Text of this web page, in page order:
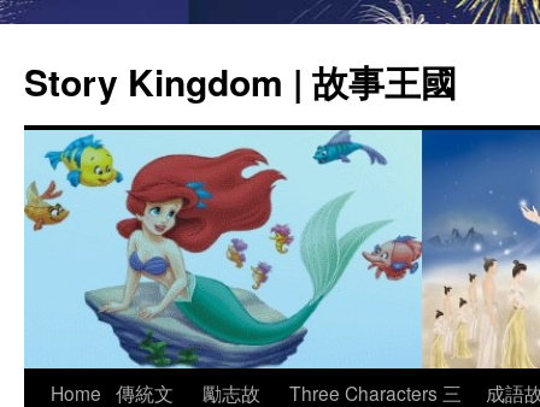
Story Kingdom | 故事王國
Skip
Home 傳統文
勵志故
Three Characters 三
成語